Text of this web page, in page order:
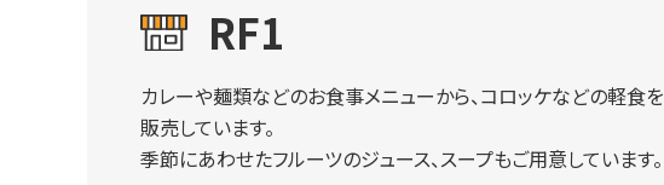
RF1
カレーや麺類などのお食事メニューから、コロッケなどの軽食を
販売しています。
季節にあわせたフルーツのジュース、スープもご用意しています。